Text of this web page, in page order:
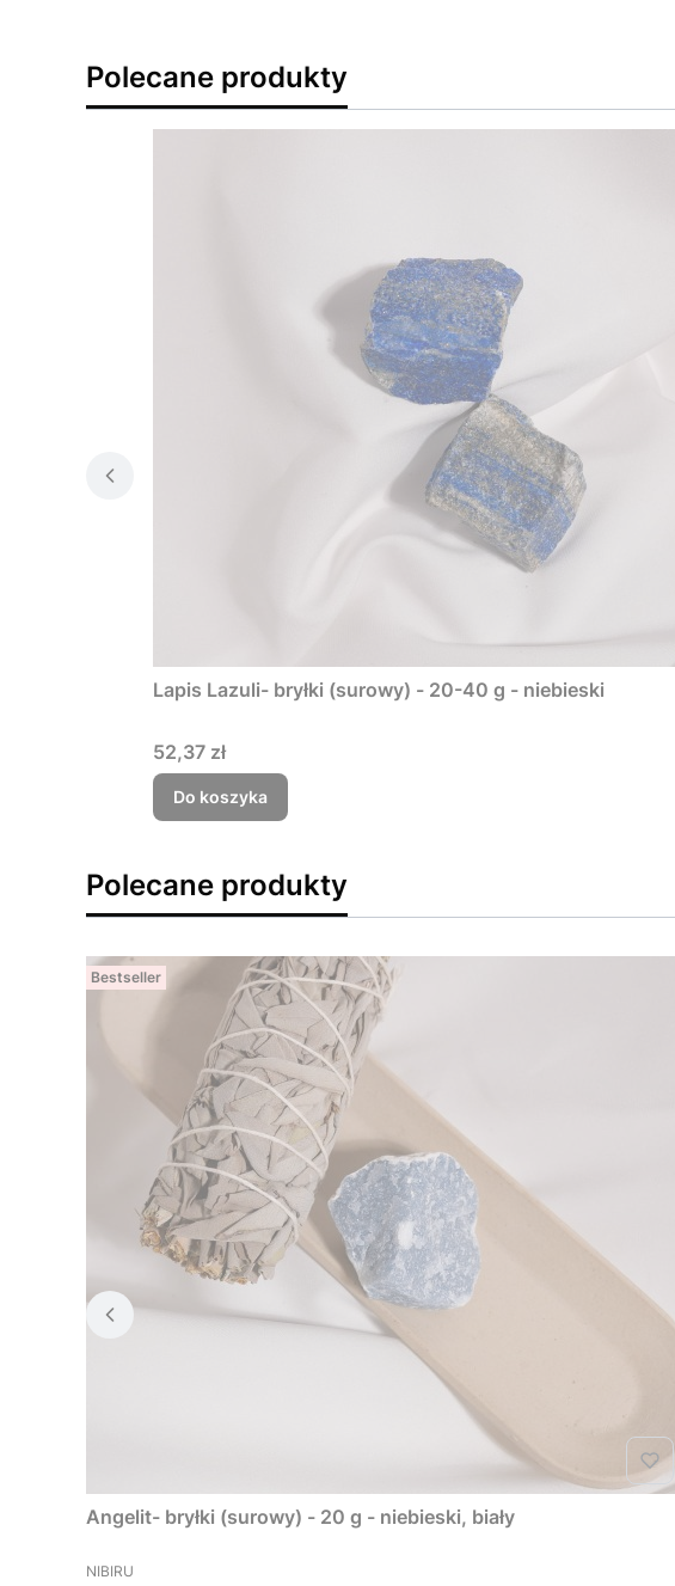
Polecane produkty
Lapis Lazuli- bryłki (surowy) - 20-40 g - niebieski
Cena
52,37 zł
Do koszyka
Polecane produkty
Bestseller
Angelit- bryłki (surowy) - 20 g - niebieski, biały
PRODUCENT
NIBIRU